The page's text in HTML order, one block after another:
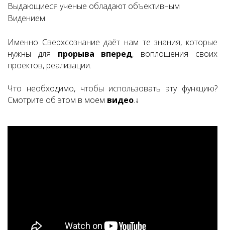
Выдающиеся ученые обладают объективным
Видением
Именно Сверхсознание даёт нам те знания, которые
нужны для прорыва вперед, воплощения своих
проектов, реализации.
Что необходимо, чтобы использовать эту функцию?
Смотрите об этом в моем видео.↓